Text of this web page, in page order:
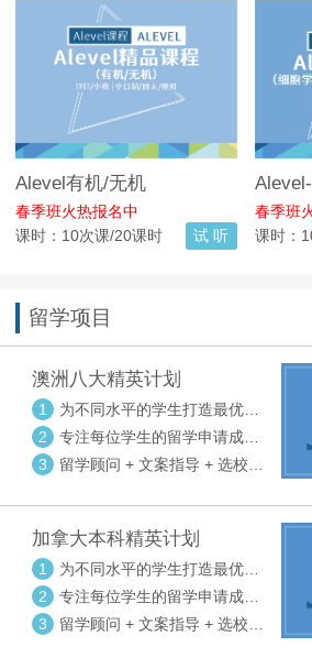
Alevel有机/无机
春季班火热报名中
课时：10次课/20课时
试 听
学/生
春季班
课时：
留学项目
澳洲八大精英计划
1
为不同水平的学生打造最优选
校方案
2
专注每位学生的留学申请成功
率
3
留学顾问 + 文案指导 + 选校申
加拿大本科精英计划
1
为不同水平的学生打造最优选
校方案
2
专注每位学生的留学申请成功
率
3
留学顾问 + 文案指导 + 选校申